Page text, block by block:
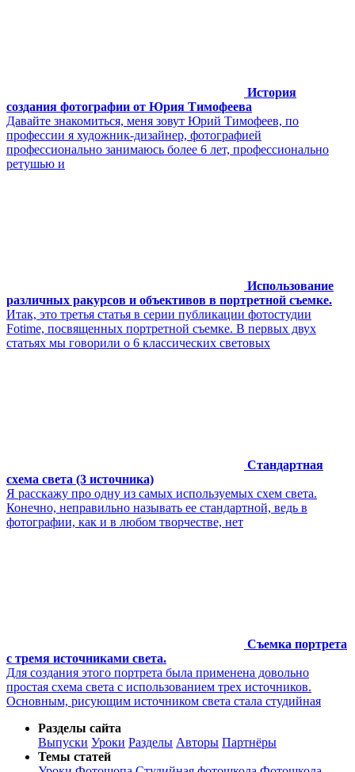
История
создания фотографии от Юрия Тимофеева
Давайте знакомиться, меня зовут Юрий Тимофеев, по
профессии я художник-дизайнер, фотографией
профессионально занимаюсь более 6 лет, профессионально
ретушью и
Использование
различных ракурсов и объективов в портретной съемке.
Итак, это третья статья в серии публикации фотостудии
Fotime, посвященных портретной съемке. В первых двух
статьях мы говорили о 6 классических световых
Стандартная
схема света (3 источника)
Я расскажу про одну из самых используемых схем света.
Конечно, неправильно называть ее стандартной, ведь в
фотографии, как и в любом творчестве, нет
Съемка портрета
с тремя источниками света.
Для создания этого портрета была применена довольно
простая схема света с использованием трех источников.
Основным, рисующим источником света стала студийная
Разделы сайта
Выпуски Уроки Разделы Авторы Партнёры
Темы статей